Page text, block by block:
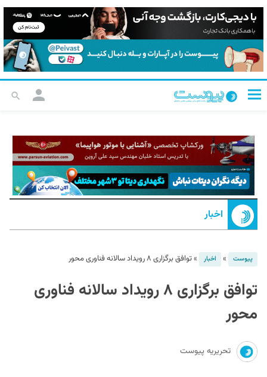
اخبار
پیوست » اخبار »توافق برگزاری ۸ رویداد سالانه فناوری محور
توافق برگزاری ۸ رویداد سالانه فناوری
محور
تحریریه پیوست